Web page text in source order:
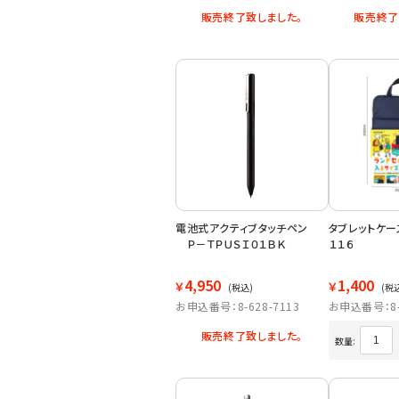
販売終了致しました。 販売終了
電池式アクティブタッチペン
Ｐ－ＴＰＵＳＩ０１ＢＫ
￥4,950 (税込)
お申込番号：8-628-7113
販売終了致しました。
タブレット
１１６
￥1,400 (税
お申込番号
数量: